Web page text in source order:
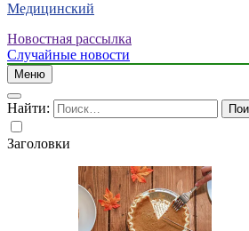
Медицинский
Новостная рассылка
Случайные новости
Меню
Найти:
Заголовки